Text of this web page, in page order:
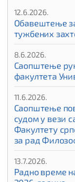
12.6.2026.
Обавештење
тужбених
8.6.2026.
Саопштење
факултета
11.6.2026.
Саопштење
судом у вези
Факултету
за рад
13.7.2026.
Радно време